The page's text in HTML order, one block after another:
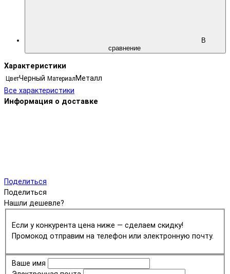
В
сравнение
Характеристики
ЦветЧерный Материал Металл
Все характеристики
Информация о доставке
Поделиться
Поделиться
Нашли дешевле?
Если у конкурента цена ниже — сделаем скидку!
Промокод отправим на телефон или электронную почту.
Ваше имя